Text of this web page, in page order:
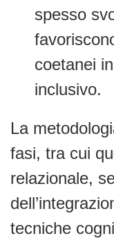
spesso
coetanei
inclusivo.
La
fasi, tra cui
relazionale,
tecniche